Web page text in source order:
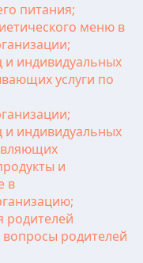
питания;
меню в
и индивидуальных
услуги по
и индивидуальных
и
в
родителей
родителей